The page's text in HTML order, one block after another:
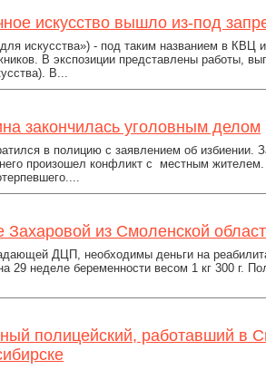
искусство вышло из-под
искусства») - под таким названием в КВЦ
В экспозиции представлены работы,
В...
закончилась уголовным делом
в полицию с заявлением об избиении.
произошел конфликт с местным
Захаровой из Смоленской
ДЦП, необходимы деньги на
29 неделе беременности весом 1 кг 300 г.
полицейский, работавший в